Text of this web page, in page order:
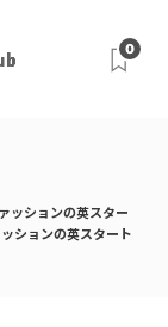
0
ッションの英スター
ションの英スタート